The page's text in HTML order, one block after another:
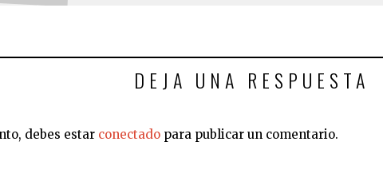
DEJA UNA RESPUESTA
debes estar conectado para publicar un comentario.